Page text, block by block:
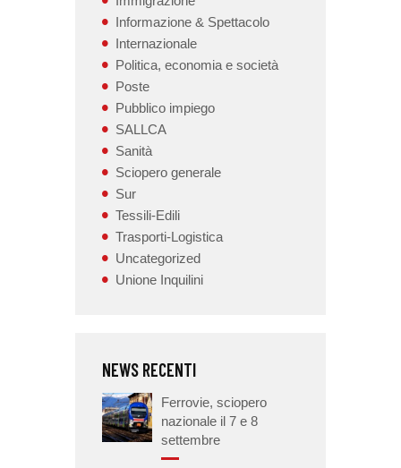
Informazione & Spettacolo
Internazionale
Politica, economia e società
Poste
Pubblico impiego
SALLCA
Sanità
Sciopero generale
Sur
Tessili-Edili
Trasporti-Logistica
Uncategorized
Unione Inquilini
NEWS RECENTI
Ferrovie, sciopero
nazionale il 7 e 8
settembre